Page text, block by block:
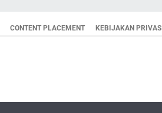
CONTENT PLACEMENT KEBIJAKAN PRIVASI